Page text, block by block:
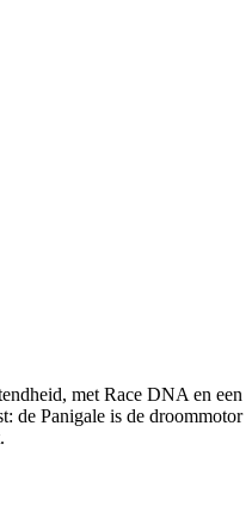
met Race DNA en een
de Panigale is de droommotor